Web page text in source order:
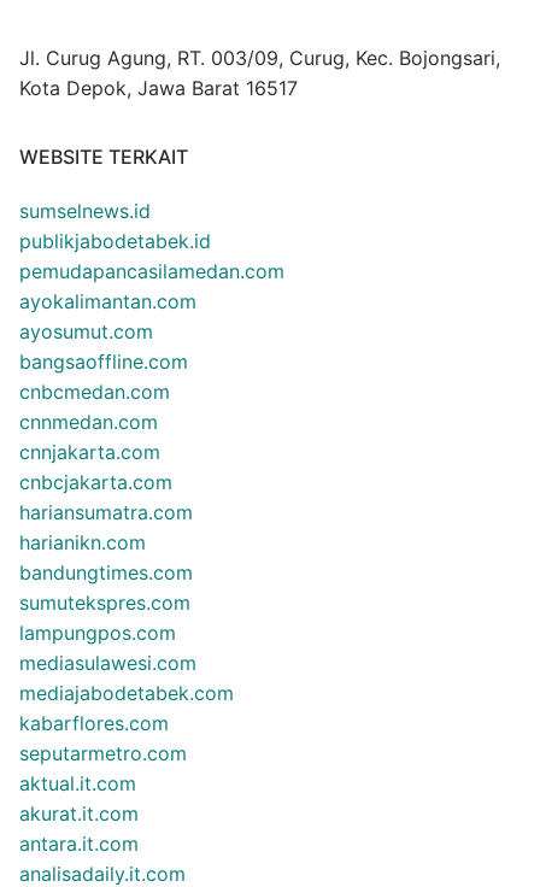
Jl. Curug Agung, RT. 003/09, Curug, Kec. Bojongsari,
Kota Depok, Jawa Barat 16517
WEBSITE TERKAIT
sumselnews.id
publikjabodetabek.id
pemudapancasilamedan.com
ayokalimantan.com
ayosumut.com
bangsaoffline.com
cnbcmedan.com
cnnmedan.com
cnnjakarta.com
cnbcjakarta.com
hariansumatra.com
harianikn.com
bandungtimes.com
sumutekspres.com
lampungpos.com
mediasulawesi.com
mediajabodetabek.com
kabarflores.com
seputarmetro.com
aktual.it.com
akurat.it.com
antara.it.com
analisadaily.it.com